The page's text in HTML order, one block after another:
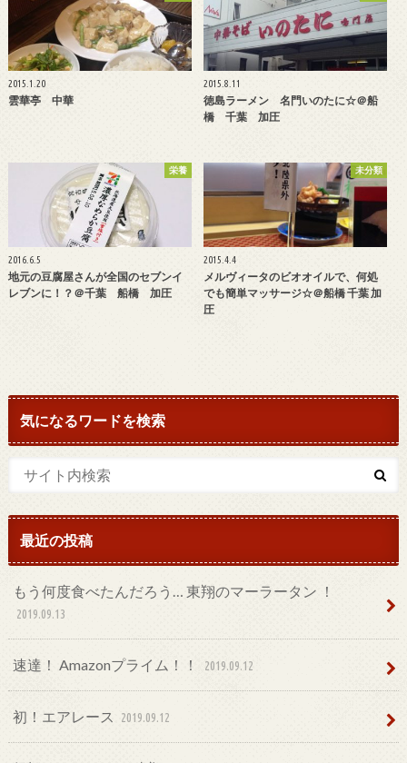
2015.1.20
雲華亭 中華
2015.8.11
徳島ラーメン 名門いのたに☆＠船
橋 千葉 加圧
栄養
2016.6.5
地元の豆腐屋さんが全国のセブンイ
レブンに！？＠千葉 船橋 加圧
未分類
2015.4.4
メルヴィータのビオオイルで、何処
でも簡単マッサージ☆＠船橋 千葉 加
圧
気になるワードを検索
最近の投稿
もう何度食べたんだろう… 東翔のマーラータン ！
2019.09.13
速達！ Amazonプライム！！ 2019.09.12
初！エアレース 2019.09.12